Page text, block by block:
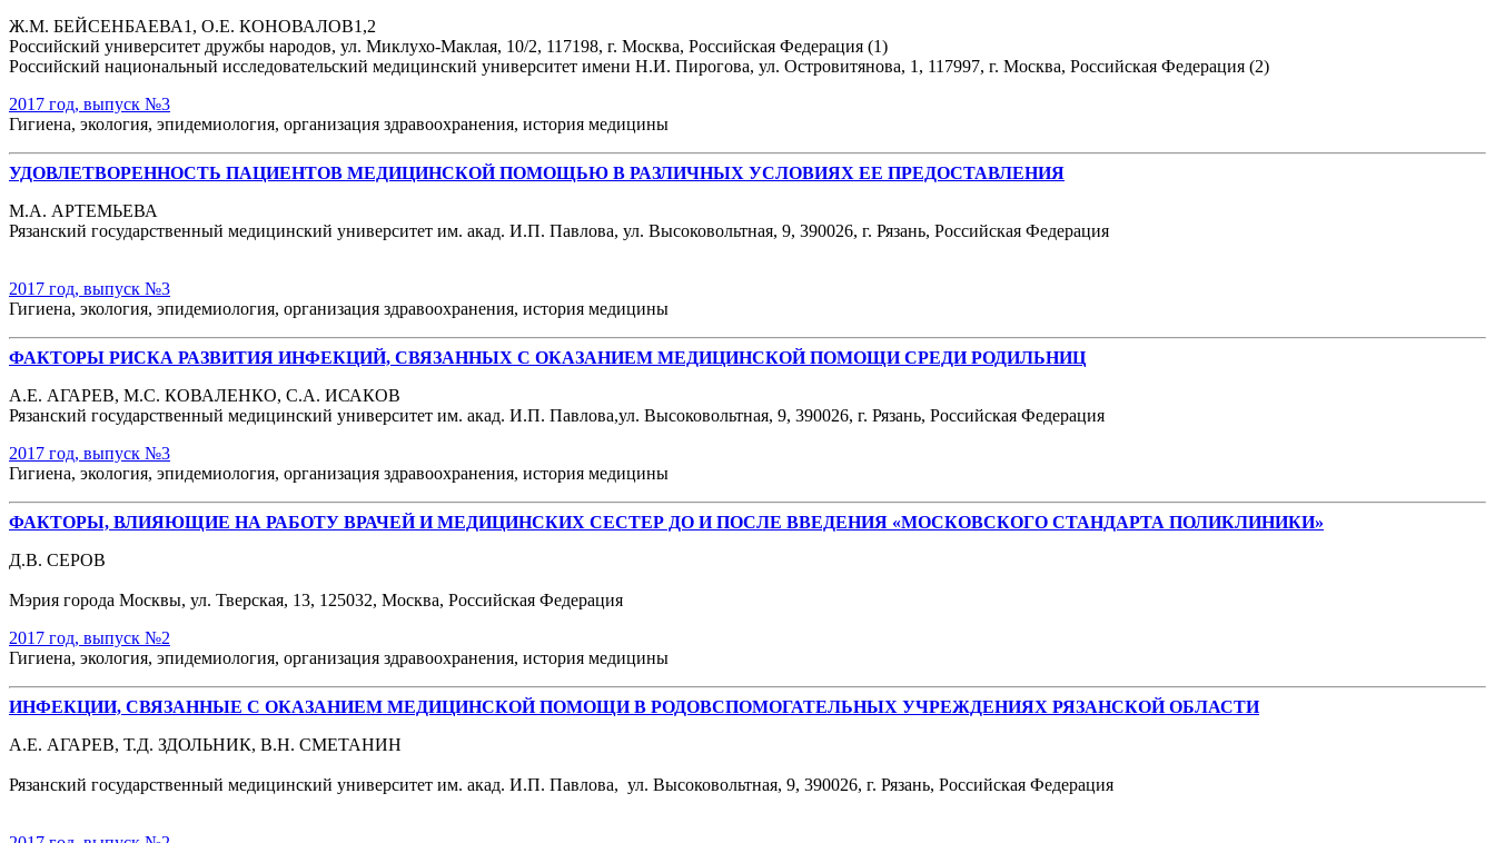
Ж.М. БЕЙСЕНБАЕВА1, О.Е. КОНОВАЛОВ1,2
Российский университет дружбы народов, ул. Миклухо-Маклая, 10/2, 117198, г. Москва, Российская Федерация (1)
Российский национальный исследовательский медицинский университет имени Н.И. Пирогова, ул. Островитянова, 1, 117997, г. Москва, Российская Федерация (2)
2017 год, выпуск №3
Гигиена, экология, эпидемиология, организация здравоохранения, история медицины
УДОВЛЕТВОРЕННОСТЬ ПАЦИЕНТОВ МЕДИЦИНСКОЙ ПОМОЩЬЮ В РАЗЛИЧНЫХ УСЛОВИЯХ ЕЕ ПРЕДОСТАВЛЕНИЯ
М.А. АРТЕМЬЕВА
Рязанский государственный медицинский университет им. акад. И.П. Павлова, ул. Высоковольтная, 9, 390026, г. Рязань, Российская Федерация
2017 год, выпуск №3
Гигиена, экология, эпидемиология, организация здравоохранения, история медицины
ФАКТОРЫ РИСКА РАЗВИТИЯ ИНФЕКЦИЙ, СВЯЗАННЫХ С ОКАЗАНИЕМ МЕДИЦИНСКОЙ ПОМОЩИ СРЕДИ РОДИЛЬНИЦ
А.Е. АГАРЕВ, М.С. КОВАЛЕНКО, С.А. ИСАКОВ
Рязанский государственный медицинский университет им. акад. И.П. Павлова,ул. Высоковольтная, 9, 390026, г. Рязань, Российская Федерация
2017 год, выпуск №3
Гигиена, экология, эпидемиология, организация здравоохранения, история медицины
ФАКТОРЫ, ВЛИЯЮЩИЕ НА РАБОТУ ВРАЧЕЙ И МЕДИЦИНСКИХ СЕСТЕР ДО И ПОСЛЕ ВВЕДЕНИЯ «МОСКОВСКОГО СТАНДАРТА ПОЛИКЛИНИКИ»
Д.В. СЕРОВ
Мэрия города Москвы, ул. Тверская, 13, 125032, Москва, Российская Федерация
2017 год, выпуск №2
Гигиена, экология, эпидемиология, организация здравоохранения, история медицины
ИНФЕКЦИИ, СВЯЗАННЫЕ С ОКАЗАНИЕМ МЕДИЦИНСКОЙ ПОМОЩИ В РОДОВСПОМОГАТЕЛЬНЫХ УЧРЕЖДЕНИЯХ РЯЗАНСКОЙ ОБЛАСТИ
А.Е. АГАРЕВ, Т.Д. ЗДОЛЬНИК, В.Н. СМЕТАНИН
Рязанский государственный медицинский университет им. акад. И.П. Павлова, ул. Высоковольтная, 9, 390026, г. Рязань, Российская Федерация